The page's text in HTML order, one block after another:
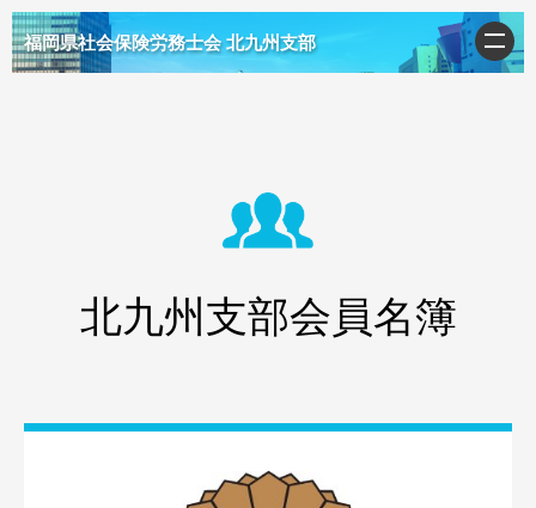
福岡県社会保険労務士会 北九州支部
北九州支部会員名簿